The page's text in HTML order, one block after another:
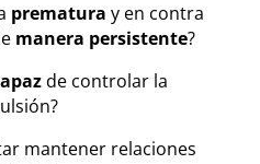
prematura y en contra
manera persistente?
de controlar la
?
mantener relaciones